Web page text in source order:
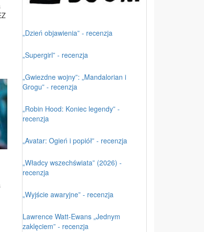
„Dzień objawienia” - recenzja
„Supergirl” - recenzja
„Gwiezdne wojny”: „Mandalorian i
Grogu” - recenzja
„Robin Hood: Koniec legendy” -
recenzja
„Avatar: Ogień i popiół” - recenzja
„Władcy wszechświata” (2026) -
recenzja
„Wyjście awaryjne” - recenzja
Lawrence Watt-Ewans „Jednym
zaklęciem” - recenzja